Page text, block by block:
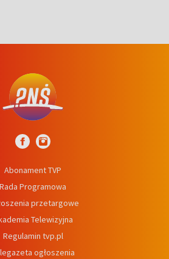
Abonament TVP
Rada Programowa
przetargowe
Telewizyjna
Regulamin tvp.pl
ogłoszenia